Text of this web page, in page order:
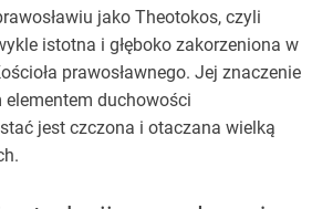
jako Theotokos, czyli
istotna i głęboko zakorzeniona w
prawosławnego. Jej znaczenie
elementem duchowości
jest czczona i otaczana wielką